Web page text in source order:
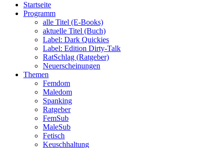
Startseite
Programm
alle Titel (E-Books)
aktuelle Titel (Buch)
Label: Dark Quickies
Label: Edition Dirty-Talk
RatSchlag (Ratgeber)
Neuerscheinungen
Themen
Femdom
Maledom
Spanking
Ratgeber
FemSub
MaleSub
Fetisch
Keuschhaltung